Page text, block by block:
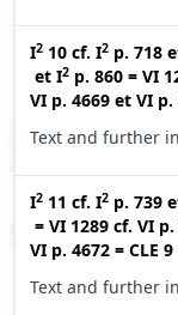
I2 10 cf. I2 p. 718
et I2 p. 860 = VI
VI p. 4669 et VI p.
Text and further
I2 11 cf. I2 p. 739
= VI 1289 cf. VI p.
VI p. 4672 = CLE 9
Text and further